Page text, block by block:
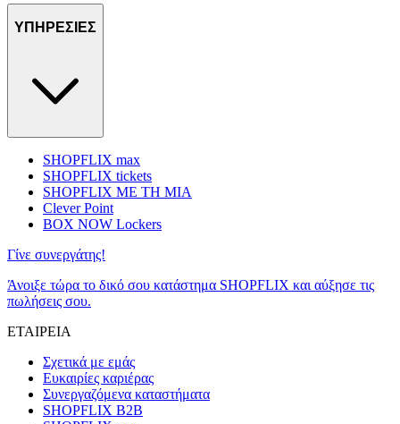
ΥΠΗΡΕΣΙΕΣ
SHOPFLIX max
SHOPFLIX tickets
SHOPFLIX ΜΕ ΤΗ ΜΙΑ
Clever Point
BOX NOW Lockers
Γίνε συνεργάτης!
Άνοιξε τώρα το δικό σου κατάστημα SHOPFLIX και αύξησε τις
πωλήσεις σου.
ΕΤΑΙΡΕΙΑ
Σχετικά με εμάς
Ευκαιρίες καριέρας
Συνεργαζόμενα καταστήματα
SHOPFLIX B2B